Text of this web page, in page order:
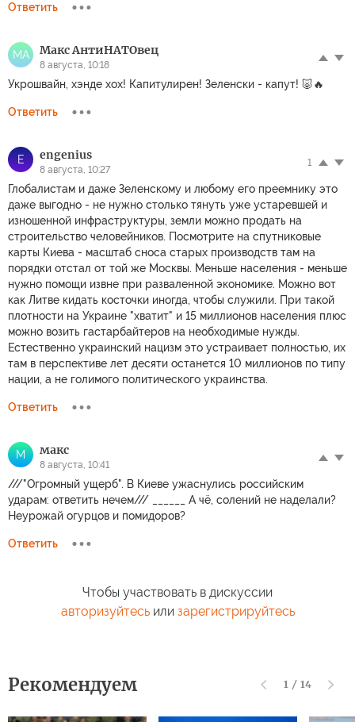
Ответить
МА Макс АнтиНАТОвец
8 августа, 10:18
Укрошвайн, хэнде хох! Капитулирен! Зеленски - капут! 🐷🔥
Ответить
E engenius
8 августа, 10:27
1
Глобалистам и даже Зеленскому и любому его преемнику это
даже выгодно - не нужно столько тянуть уже устаревшей и
изношенной инфраструктуры, земли можно продать на
строительство человейников. Посмотрите на спутниковые
карты Киева - масштаб сноса старых производств там на
порядки отстал от той же Москвы. Меньше населения - меньше
нужно помощи извне при разваленной экономике. Можно вот
как Литве кидать косточки иногда, чтобы служили. При такой
плотности на Украине "хватит" и 15 миллионов населения плюс
можно возить гастарбайтеров на необходимые нужды.
Естественно украинский нацизм это устраивает полностью, их
там в перспективе лет десяти останется 10 миллионов по типу
нации, а не голимого политического украинства.
Ответить
М макс
8 августа, 10:41
///"Огромный ущерб". В Киеве ужаснулись российским
ударам: ответить нечем/// ______ А чё, солений не наделали?
Неурожай огурцов и помидоров?
Ответить
Чтобы участвовать в дискуссии
авторизуйтесьили зарегистрируйтесь
Рекомендуем 1 / 14